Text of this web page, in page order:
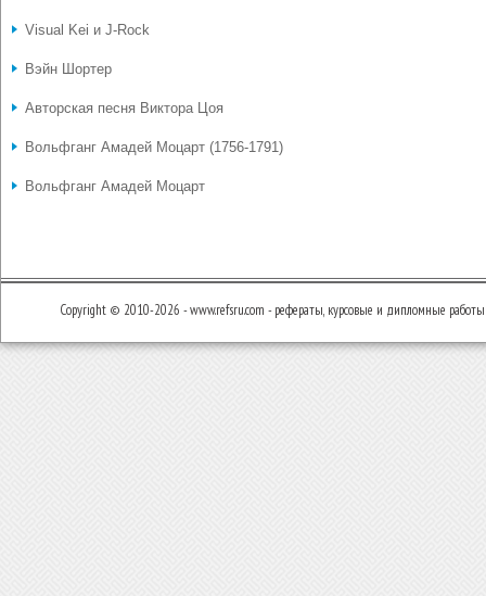
Visual Kei и J-Rock
Вэйн Шортер
Авторская песня Виктора Цоя
Вольфганг Амадей Моцарт (1756-1791)
Вольфганг Амадей Моцарт
Copyright © 2010-2026 - www.refsru.com - рефераты, курсовые и дипломные работы